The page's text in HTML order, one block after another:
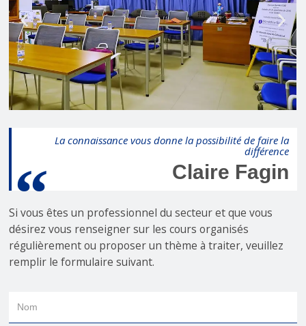
La connaissance vous donne la possibilité de faire la
différence
Claire Fagin
Si vous êtes un professionnel du secteur et que vous
désirez vous renseigner sur les cours organisés
régulièrement ou proposer un thème à traiter, veuillez
remplir le formulaire suivant.